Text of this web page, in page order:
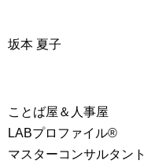
坂本 夏子
ことば屋＆人事屋
LABプロファイル®
マスターコンサルタント